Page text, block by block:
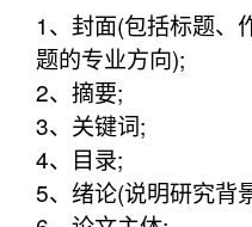
1、封面(包括标题、
题的专业方向);
2、摘要;
3、关键词;
4、目录;
5、绪论(说明研究背